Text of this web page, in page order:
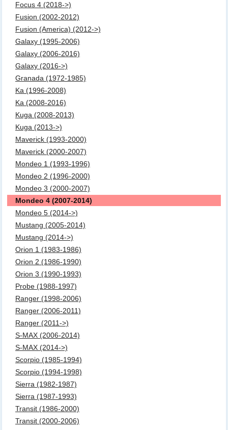
Focus 4 (2018->)
Fusion (2002-2012)
Fusion (America) (2012->)
Galaxy (1995-2006)
Galaxy (2006-2016)
Galaxy (2016->)
Granada (1972-1985)
Ka (1996-2008)
Ka (2008-2016)
Kuga (2008-2013)
Kuga (2013->)
Maverick (1993-2000)
Maverick (2000-2007)
Mondeo 1 (1993-1996)
Mondeo 2 (1996-2000)
Mondeo 3 (2000-2007)
Mondeo 4 (2007-2014)
Mondeo 5 (2014->)
Mustang (2005-2014)
Mustang (2014->)
Orion 1 (1983-1986)
Orion 2 (1986-1990)
Orion 3 (1990-1993)
Probe (1988-1997)
Ranger (1998-2006)
Ranger (2006-2011)
Ranger (2011->)
S-MAX (2006-2014)
S-MAX (2014->)
Scorpio (1985-1994)
Scorpio (1994-1998)
Sierra (1982-1987)
Sierra (1987-1993)
Transit (1986-2000)
Transit (2000-2006)